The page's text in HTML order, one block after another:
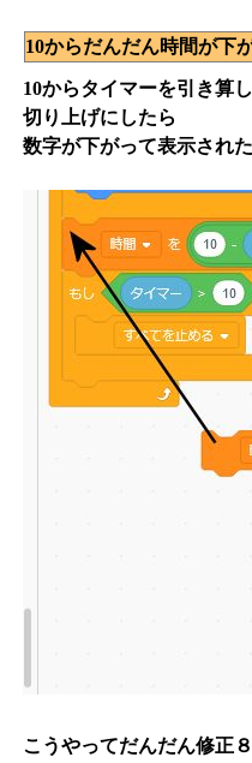
10からだんだん時間が下
10からタイマーを引き算
切り上げにしたら
数字が下がって表示された
こうやってだんだん修正